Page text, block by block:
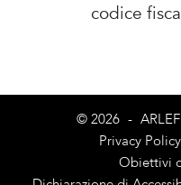
codice
© 2026 - ARLEF
Privacy Policy
Obiettivi